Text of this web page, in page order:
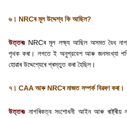
৬। NRCৰ মূল উদ্দেশ্য কি আছিল?
উত্তৰঃ NRCৰ মূল লক্ষ্য আছিল অসমত বৈধ
পৃথক কৰা। লগতে ই অনুপ্রবেশ আৰু জনসংখ্যা
হোৱাৰ উদ্দেশ্যেৰে প্ৰস্তুত কৰা হৈছিল।
৭। CAAআৰু NRCৰ মাজত সম্পৰ্ক বিৱৰণ কৰা।
উত্তৰঃ নাগৰিকত্ব সংশোধনী আইন আৰু ৰাষ্ট্ৰীয়